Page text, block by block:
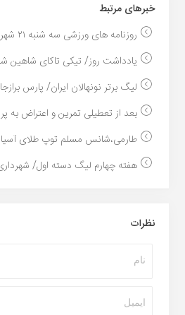
خبر‌های مرتبط
روزنامه های ورزشی سه شنبه ۲۱ شهریور ۹۶...
یادداشت روز/ تیکی تاکای شاهین
لیگ برتر نونهالان ایران/ پارس
بعد از تعطیلی تمرین و اعتراض به
طارمی،شانس مسلم توپ طلای
هفته چهارم لیگ دسته اول/ شهرداری همدان
نظرات